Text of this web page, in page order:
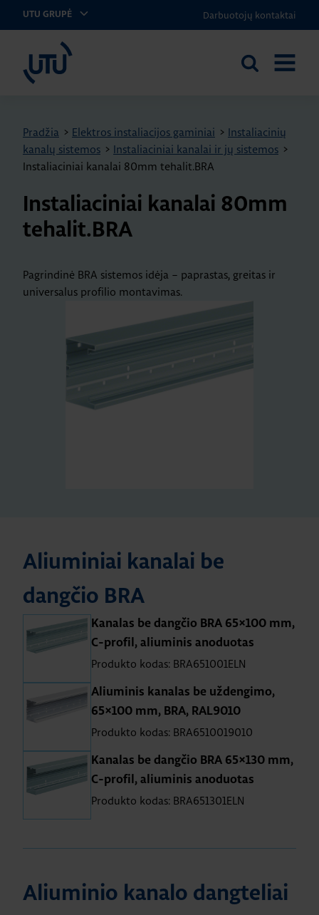
UTU GRUPĖ Darbuotojų kontaktai
UTU Lithuania
Ieškoti
Pradžia > Elektros instaliacijos gaminiai > Instaliacinių
kanalų sistemos > Instaliaciniai kanalai ir jų sistemos >
Instaliaciniai kanalai 80mm tehalit.BRA
Instaliaciniai kanalai 80mm
tehalit.BRA
Pagrindinė BRA sistemos idėja – paprastas, greitas ir
universalus profilio montavimas.
Aliuminiai kanalai be
dangčio BRA
Kanalas be dangčio BRA 65×100 mm,
C-profil, aliuminis anoduotas
Produkto kodas: BRA651001ELN
Aliuminis kanalas be uždengimo,
65×100 mm, BRA, RAL9010
Produkto kodas: BRA6510019010
Kanalas be dangčio BRA 65×130 mm,
C-profil, aliuminis anoduotas
Produkto kodas: BRA651301ELN
Aliuminio kanalo dangteliai